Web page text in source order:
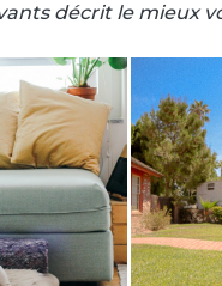
décrit le mieux